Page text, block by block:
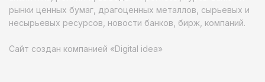
рынки ценных бумаг, драгоценных металлов, сырьевых и
несырьевых ресурсов, новости банков, бирж, компаний.
Сайт создан компанией «Digital idea»